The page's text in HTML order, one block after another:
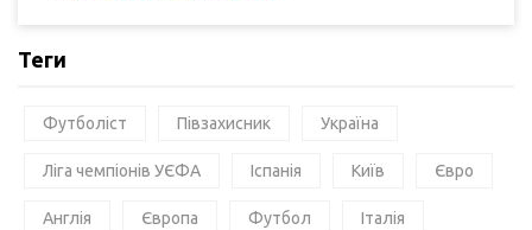
Теги
Футболіст Півзахисник Україна
Ліга чемпіонів УЄФА Іспанія Київ Євро
Англія Європа Футбол Італія